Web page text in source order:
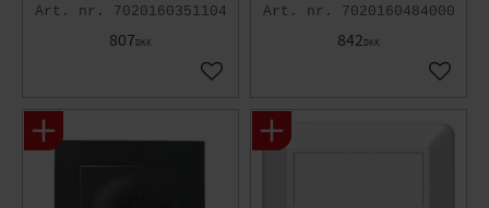
7020160351104
807DKK
Gem som favorit
7020160484000
842DKK
Gem